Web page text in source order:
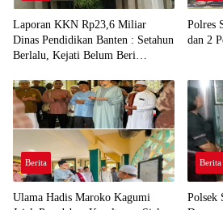
Laporan KKN Rp23,6 Miliar
Dinas Pendidikan Banten : Setahun
Berlalu, Kejati Belum Beri
Polres
dan 2
Berita
Ulama Hadis Maroko Kagumi
Berita
Polsek